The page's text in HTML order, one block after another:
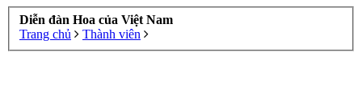
Diễn đàn Hoa của Việt Nam
Trang chủ
Thành viên